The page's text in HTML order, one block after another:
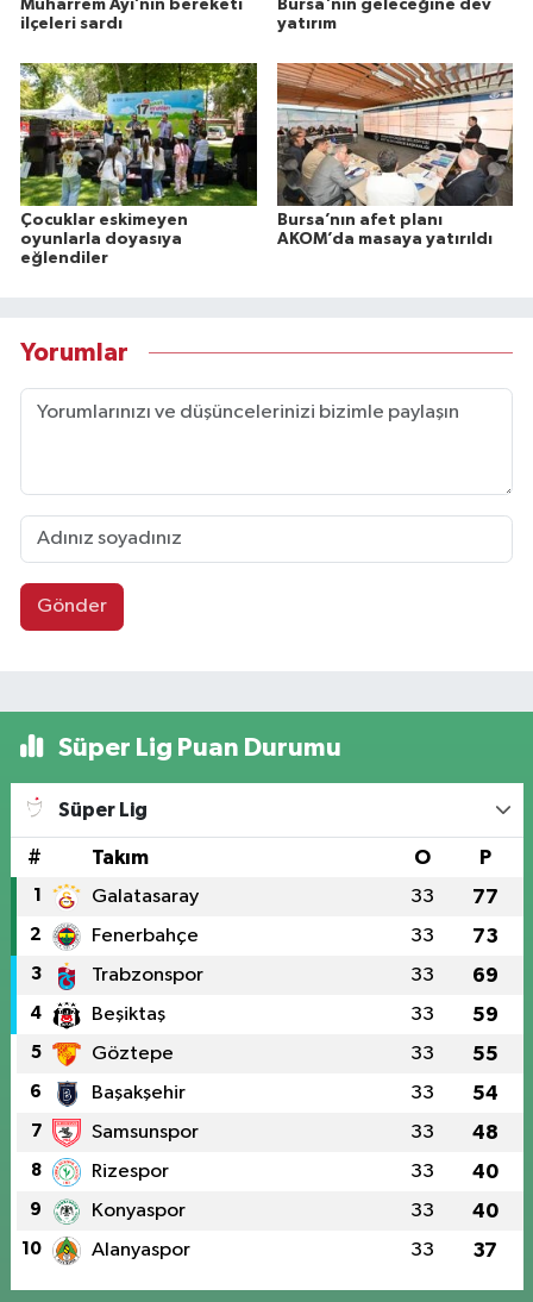
Muharrem Ayı’nın bereketi
ilçeleri sardı
Bursa'nın geleceğine dev
yatırım
Çocuklar eskimeyen
oyunlarla doyasıya
eğlendiler
Bursa’nın afet planı
AKOM’da masaya yatırıldı
Yorumlar
Gönder
Süper Lig Puan Durumu
Süper Lig
# Takım O P
1 Galatasaray 33 77
2 Fenerbahçe 33 73
3 Trabzonspor 33 69
4 Beşiktaş 33 59
5 Göztepe 33 55
6 Başakşehir 33 54
7 Samsunspor 33 48
8 Rizespor 33 40
9 Konyaspor 33 40
10 Alanyaspor 33 37